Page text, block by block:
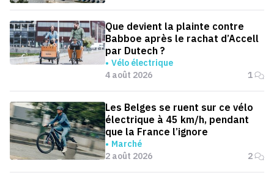
Que devient la plainte contre
Babboe après le rachat d’Accell
par Dutech ?
Vélo électrique
4 août 2026
1
Les Belges se ruent sur ce vélo
électrique à 45 km/h, pendant
que la France l’ignore
Marché
2 août 2026
2